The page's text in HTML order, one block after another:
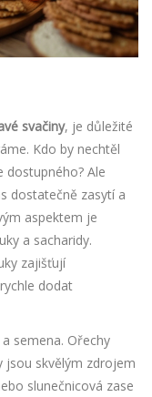
svačiny, je důležité
Kdo by nechtěl
dostupného? Ale
dostatečně zasytí a
aspektem je
a sacharidy.
zajišťují
dodat
semena. Ořechy
jsou skvělým zdrojem
slunečnicová zase